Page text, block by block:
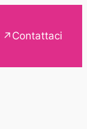
Contattaci